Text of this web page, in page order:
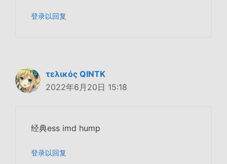
登录以回复
τελικός QINTK
2022年6月20日 15:18
经典ess imd hump
登录以回复